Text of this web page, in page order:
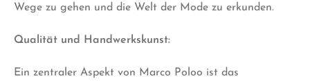
Wege zu gehen und die Welt der Mode zu erkunden.
Qualität und Handwerkskunst:
Ein zentraler Aspekt von Marco Poloo ist das